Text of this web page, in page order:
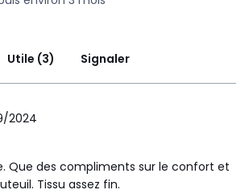
Utile (3) Signaler
2024
Que des compliments sur le confort et
Tissu assez fin.